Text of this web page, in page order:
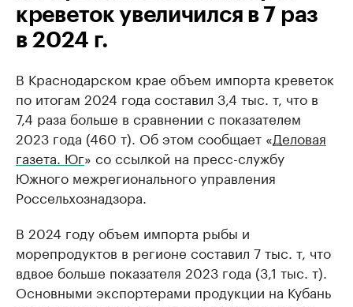
креветок увеличился в 7 раз
в 2024 г.
В Краснодарском крае объем импорта креветок
по итогам 2024 года составил 3,4 тыс. т, что в
7,4 раза больше в сравнении с показателем
2023 года (460 т). Об этом сообщает «Деловая
газета. Юг» со ссылкой на пресс-службу
Южного межрегионального управления
Россельхознадзора.
В 2024 году объем импорта рыбы и
морепродуктов в регионе составил 7 тыс. т, что
вдвое больше показателя 2023 года (3,1 тыс. т).
Основными экспортерами продукции на Кубань